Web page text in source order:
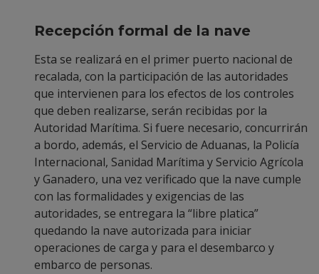
Recepción formal de la nave
Esta se realizará en el primer puerto nacional de
recalada, con la participación de las autoridades
que intervienen para los efectos de los controles
que deben realizarse, serán recibidas por la
Autoridad Marítima. Si fuere necesario, concurrirán
a bordo, además, el Servicio de Aduanas, la Policía
Internacional, Sanidad Marítima y Servicio Agrícola
y Ganadero, una vez verificado que la nave cumple
con las formalidades y exigencias de las
autoridades, se entregara la “libre platica”
quedando la nave autorizada para iniciar
operaciones de carga y para el desembarco y
embarco de personas.